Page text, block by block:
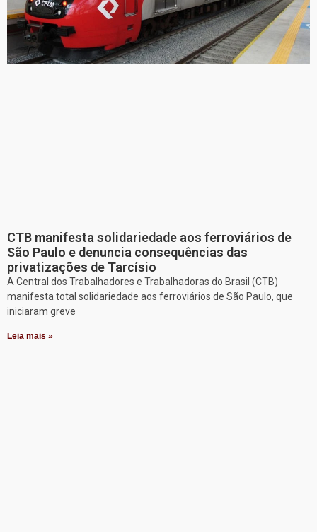
CTB manifesta solidariedade aos ferroviários de
São Paulo e denuncia consequências das
privatizações de Tarcísio
A Central dos Trabalhadores e Trabalhadoras do Brasil (CTB)
manifesta total solidariedade aos ferroviários de São Paulo, que
iniciaram greve
Leia mais »